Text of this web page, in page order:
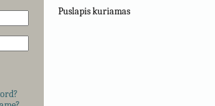
Puslapis kuriamas